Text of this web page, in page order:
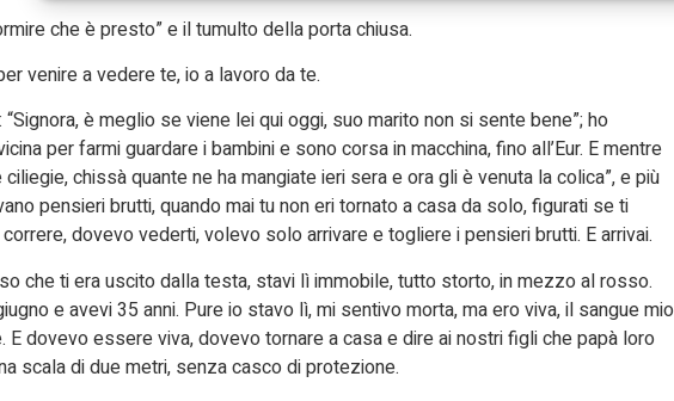
che è presto” e il tumulto della porta chiusa.
venire a vedere te, io a lavoro da te.
è meglio se viene lei qui oggi, suo marito non si sente bene”; ho
per farmi guardare i bambini e sono corsa in macchina, fino all’Eur. E mentre
chissà quante ne ha mangiate ieri sera e ora gli è venuta la colica”, e più
pensieri brutti, quando mai tu non eri tornato a casa da solo, figurati se ti
dovevo vederti, volevo solo arrivare e togliere i pensieri brutti. E arrivai.
che ti era uscito dalla testa, stavi lì immobile, tutto storto, in mezzo al rosso.
e avevi 35 anni. Pure io stavo lì, mi sentivo morta, ma ero viva, il sangue mio
dovevo essere viva, dovevo tornare a casa e dire ai nostri figli che papà loro
scala di due metri, senza casco di protezione.